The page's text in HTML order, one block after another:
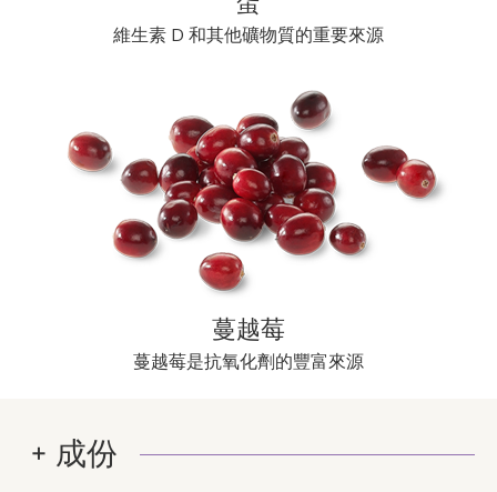
維生素 D 和其他礦物質的重要來源
蔓越莓
蔓越莓是抗氧化劑的豐富來源
成份